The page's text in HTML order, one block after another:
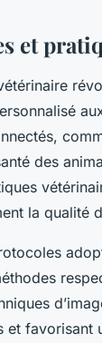
et
des
la qualité
et favorisant